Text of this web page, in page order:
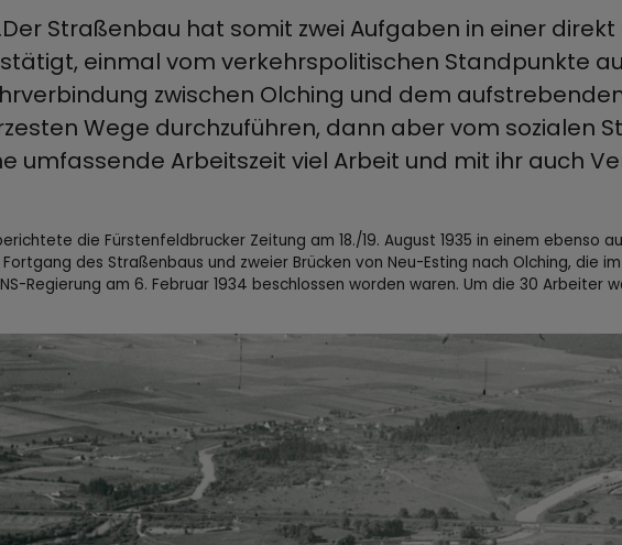
Straßenbau hat somit zwei Aufgaben in einer
einmal vom verkehrspolitischen Standpunkte
zwischen Olching und dem
Wege durchzuführen, dann aber vom sozialen
umfassende Arbeitszeit viel Arbeit und mit ihr auch
die Fürstenfeldbrucker Zeitung am 18./19. August 1935 in einem ebenso
des Straßenbaus und zweier Brücken von Neu-Esting nach Olching, die
Regierung am 6. Februar 1934 beschlossen worden waren. Um die 30 Arbeiter